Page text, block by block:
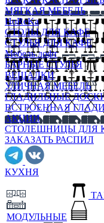
МЯГКАЯ МЕБЕЛЬ
HoReKa
СТОЛЫ ДЛЯ КАФЕ
СТУЛЬЯ ДЛЯ КАФЕ
Мебель лофт
БАРНЫЕ СТУЛЬЯ
ВЕШАЛКИ
УЛИЧНАЯ МЕБЕЛЬ
ГЛАДИЛЬНЫЕ
ВСТРОЕННАЯ
АКЦИИ
СТОЛЕШНИЦЫ ДЛЯ
ЗАКАЗАТЬ РАСПИЛ
КУХНЯ
МОДУЛЬНЫЕ